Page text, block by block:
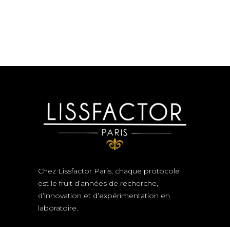
Chez Lissfactor Paris, chaque protocole
est le fruit d’années de recherche,
d’innovation et d’expérimentation en
laboratoire.